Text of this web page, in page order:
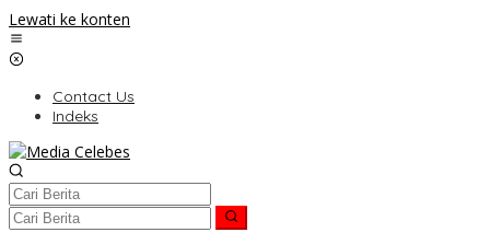
Lewati ke konten
Contact Us
Indeks